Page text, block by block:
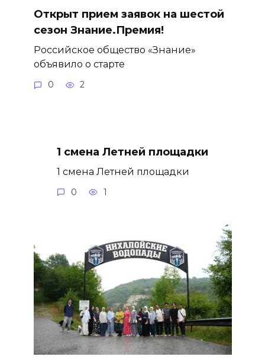
Открыт прием заявок на шестой
сезон Знание.Премия!
Российское общество «Знание»
объявило о старте
0 2
1 смена Летней площадки
1 смена Летней площадки
0 1